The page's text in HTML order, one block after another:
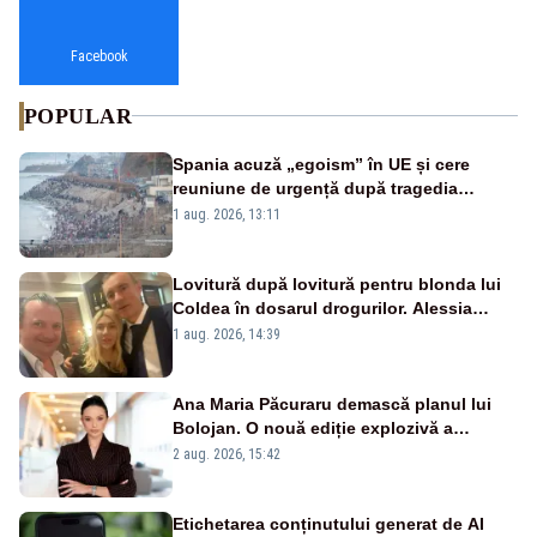
Facebook
POPULAR
Spania acuză „egoism” în UE și cere
reuniune de urgență după tragedia
migranților din Ceuta. Zeci de oameni au
1 aug. 2026, 13:11
Lovitură după lovitură pentru blonda lui
Coldea în dosarul drogurilor. Alessia
Păcuraru explică decizia magistraților
1 aug. 2026, 14:39
Ana Maria Păcuraru demască planul lui
Bolojan. O nouă ediție explozivă a
emisiunii „Miza Zilei” la Realitatea PLUS
2 aug. 2026, 15:42
Etichetarea conținutului generat de AI